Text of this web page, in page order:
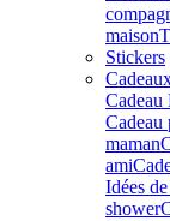
maison
Stickers
Cadeau
Cadeau
maman
ami
Idées
shower